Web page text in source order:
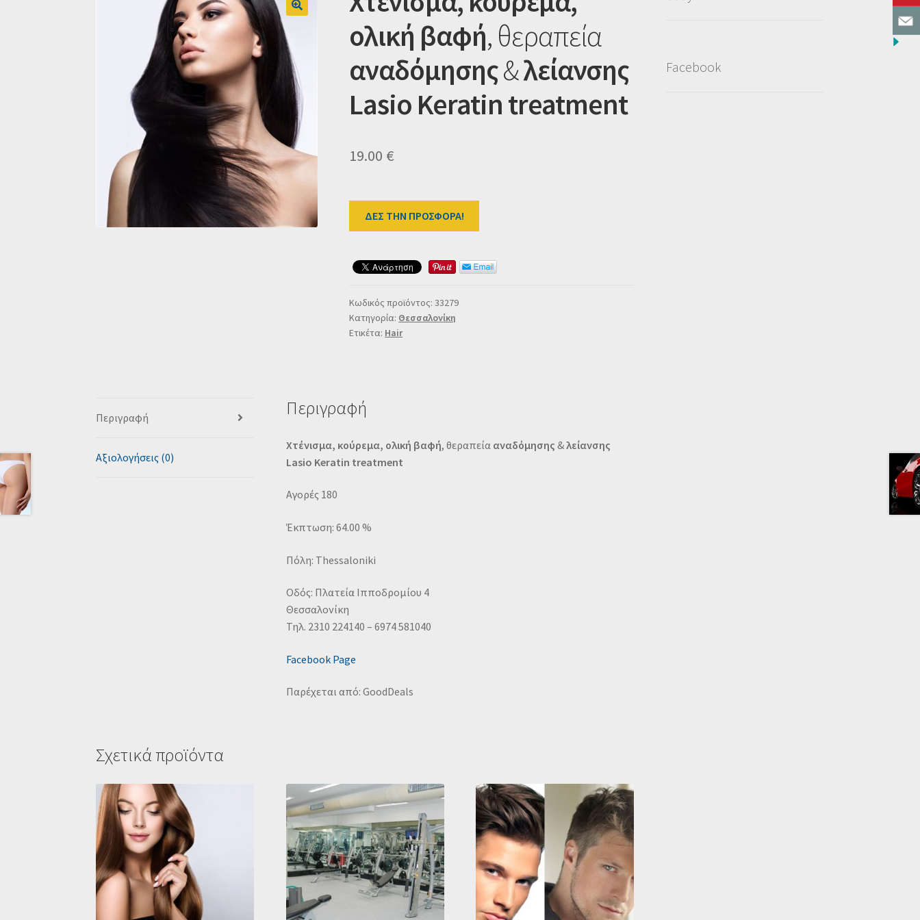
ολική βαφή, θεραπεία
αναδόμησης&λείανσης
Lasio Keratin treatment
19.00 €
ΔΕΣ ΤΗΝ ΠΡΟΣΦΟΡΑ!
Κωδικός προϊόντος:33279
Κατηγορία: Θεσσαλονίκη
Ετικέτα: Hair
Περιγραφή
Αξιολογήσεις (0)
Περιγραφή
Χτένισμα, κούρεμα, ολική βαφή, θεραπεία αναδόμησης &λείανσης
Lasio Keratin treatment
Αγορές 180
Έκπτωση: 64.00 %
Πόλη: Thessaloniki
Οδός: Πλατεία Ιπποδρομίου 4
Θεσσαλονίκη
Τηλ. 2310 224140 – 6974 581040
Facebook Page
Παρέχεται από: GoodDeals
Σχετικά προϊόντα
Facebook